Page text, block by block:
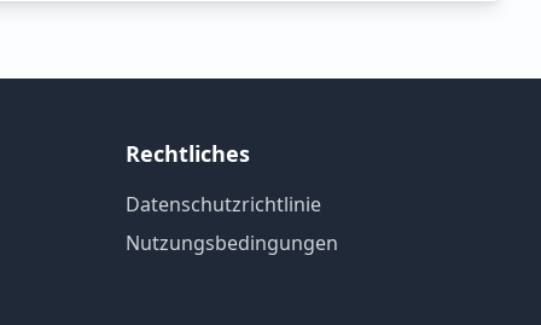
Rechtliches
Datenschutzrichtlinie
Nutzungsbedingungen